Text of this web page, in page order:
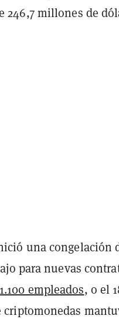
246,7 millones de
una congelación
para nuevas
empleados, o el
criptomonedas